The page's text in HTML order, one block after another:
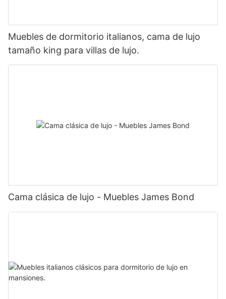
Muebles de dormitorio italianos, cama de lujo
tamaño king para villas de lujo.
Cama clásica de lujo - Muebles James Bond